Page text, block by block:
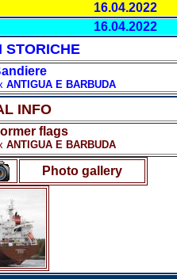
16.04.2022
16.04.2022
STORICHE
ANTIGUA E BARBUDA
INFO
flags
ANTIGUA E BARBUDA
Photo gallery